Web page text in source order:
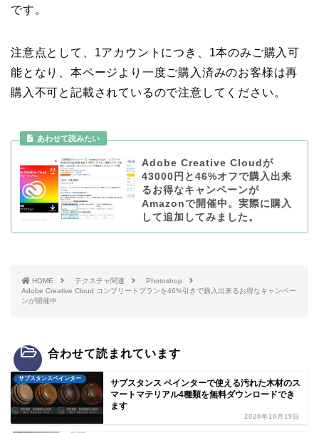
です。
注意点として、1アカウントにつき、1本のみご購入可
能となり、本ページより一度ご購入済みのお客様は再
購入不可と記載されているので注意してください。
Adobe Creative Cloudが
43000円と46%オフで購入出来
るお得なキャンペーンが
Amazonで開催中。実際に購入
して追加してみました。
HOME テクスチャ関連
Photoshop
Adobe Creative Cloud コンプリートプランを46%引きで購入出来るお得なキャンペー
ンが開催中
合わせて読まれています
サブスタンスペインター
サブスタンス ペインターで使える汚れた木材のス
マートマテリアル4種類を無料ダウンロードでき
ます
2020年10月19日